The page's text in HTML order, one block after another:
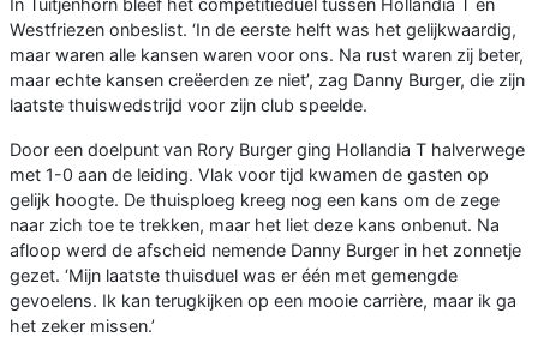
In Tuitjenhorn bleef het competitieduel tussen Hollandia T en
Westfriezen onbeslist. ‘In de eerste helft was het gelijkwaardig,
maar waren alle kansen waren voor ons. Na rust waren zij beter,
maar echte kansen creëerden ze niet’, zag Danny Burger, die zijn
laatste thuiswedstrijd voor zijn club speelde.
Door een doelpunt van Rory Burger ging Hollandia T halverwege
met 1-0 aan de leiding. Vlak voor tijd kwamen de gasten op
gelijk hoogte. De thuisploeg kreeg nog een kans om de zege
naar zich toe te trekken, maar het liet deze kans onbenut. Na
afloop werd de afscheid nemende Danny Burger in het zonnetje
gezet. ‘Mijn laatste thuisduel was er één met gemengde
gevoelens. Ik kan terugkijken op een mooie carrière, maar ik ga
het zeker missen.’